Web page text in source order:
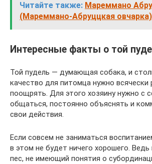
Читайте также: Мареммано
(Мареммано-Абруццкая овчарка)
Интересные факты о той
Той пудель — думающая собака, и
качество для питомца нужно всячески
поощрять. Для этого хозяину нужно с
общаться, постоянно объяснять и
свои действия.
Если совсем не заниматься
в этом не будет ничего хорошего.
пес, не имеющий понятия о